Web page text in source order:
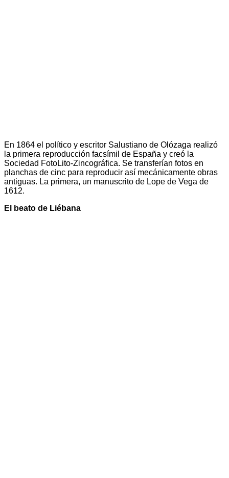
En 1864 el político y escritor Salustiano de Olózaga realizó
la primera reproducción facsímil de España y creó la
Sociedad FotoLito-Zincográfica. Se transferían fotos en
planchas de cinc para reproducir así mecánicamente obras
antiguas. La primera, un manuscrito de Lope de Vega de
1612.
El beato de Liébana